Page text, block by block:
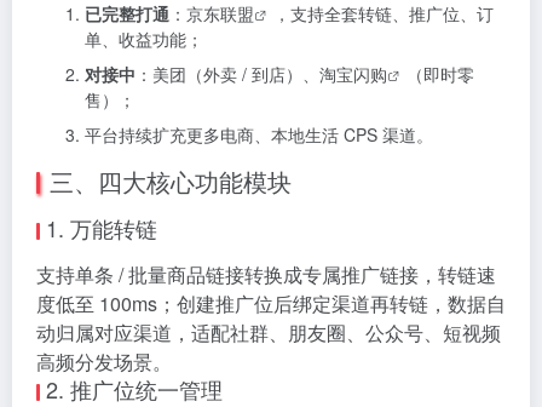
已完整打通 ： 京东联盟
，支持全套转链、推广位、订
单、收益功能；
对接中 ：美团（外卖 / 到店）、 淘宝闪购
（即时零
售）；
平台持续扩充更多电商、本地生活 CPS 渠道。
三、四大核心功能模块
1. 万能转链
支持单条 / 批量商品链接转换成专属推广链接，转链速
度低至 100ms；创建推广位后绑定渠道再转链，数据自
动归属对应渠道，适配社群、朋友圈、公众号、短视频
高频分发场景。
2. 推广位统一管理